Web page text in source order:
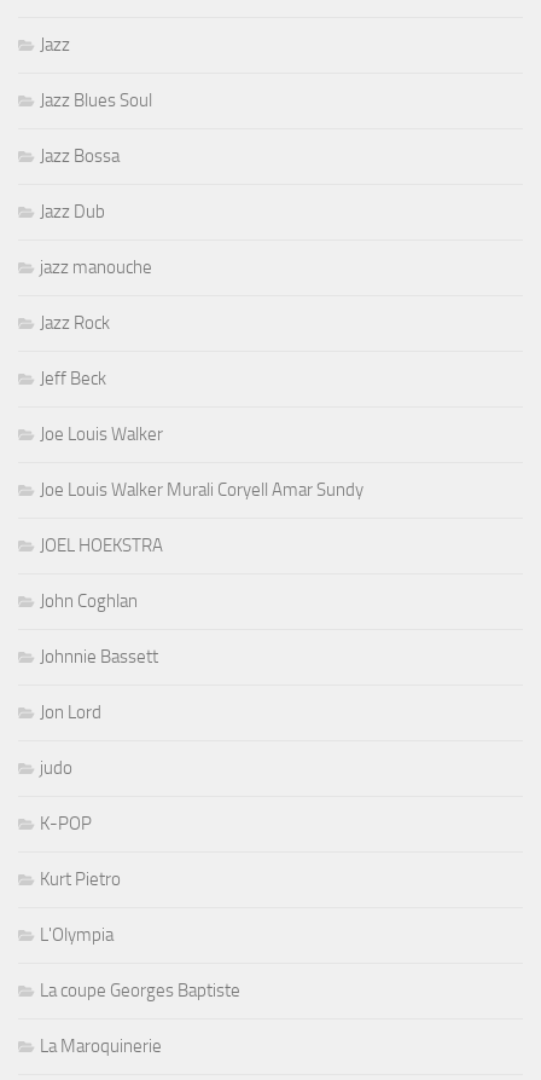
Jazz
Jazz Blues Soul
Jazz Bossa
Jazz Dub
jazz manouche
Jazz Rock
Jeff Beck
Joe Louis Walker
Joe Louis Walker Murali Coryell Amar Sundy
JOEL HOEKSTRA
John Coghlan
Johnnie Bassett
Jon Lord
judo
K-POP
Kurt Pietro
L'Olympia
La coupe Georges Baptiste
La Maroquinerie